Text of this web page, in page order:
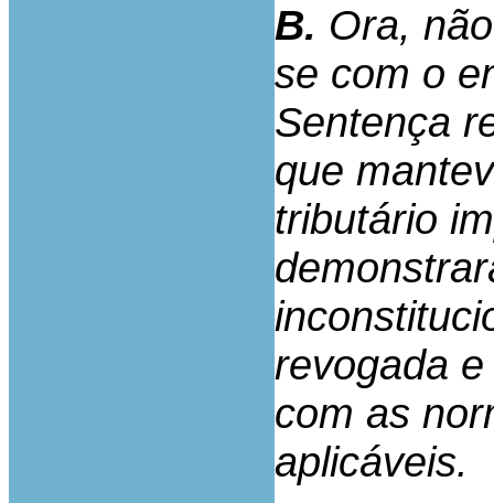
B. Ora,
se com o
Sentença
que
tributário
revogada
com as
aplicáveis.